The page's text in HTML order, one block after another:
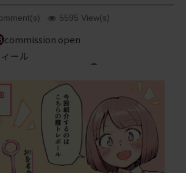
5595 View(s)
commission open
ール